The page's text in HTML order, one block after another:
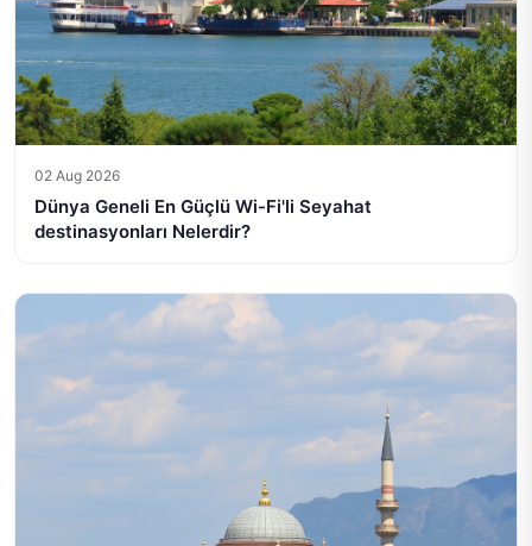
02 Aug 2026
Dünya Geneli En Güçlü Wi-Fi'li Seyahat
destinasyonları Nelerdir?